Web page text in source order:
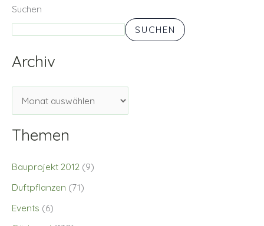
Suchen
SUCHEN
Archiv
Themen
Bauprojekt 2012 (9)
Duftpflanzen (71)
Events (6)